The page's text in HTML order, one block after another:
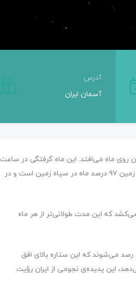
آدرس
آسمان ایران
و سایه آن روی ماه می‌افتد. این ماه گرفتگی در ساعت
۴ صبح به وقت ساحل شرقی آمریکا به بیشترین میزان می‌رسد. در این ساعت زمین ۹۷ درصد ماه در سیاه زمین است و در
مذکور ۳ ساعت و ۲۸ دقیقه و ۲۳ ثانیه طول می‌کشد که این مدت طولانی‌تر از هر ماه
رصد می‌شوند که این ستاره بالای افق
این پدیده‌ی نجومی از ایران رؤیت